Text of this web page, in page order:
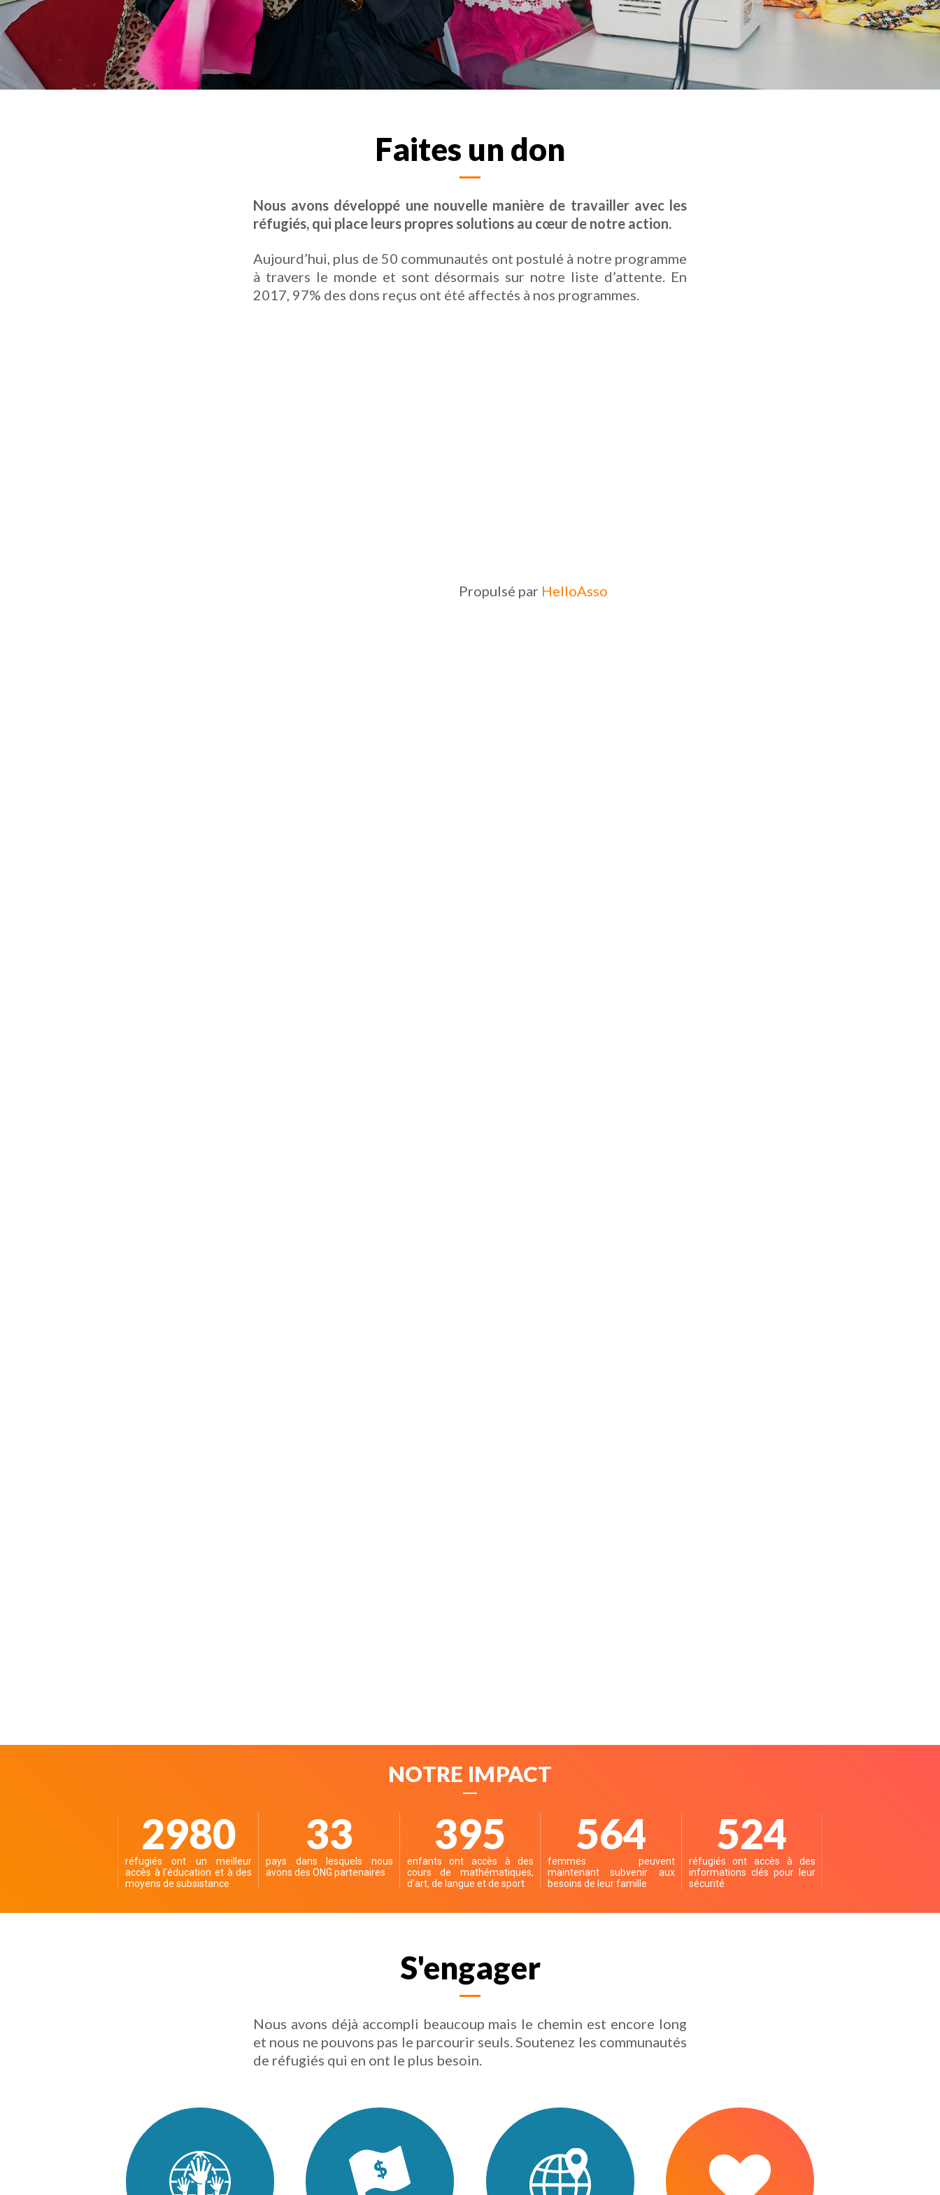
Faites un don
Nous avons développé une nouvelle manière de travailler avec les
réfugiés, qui place leurs propres solutions au cœur de notre action.
Aujourd’hui, plus de 50 communautés ont postulé à notre programme
à travers le monde et sont désormais sur notre liste d’attente. En
2017, 97% des dons reçus ont été affectés à nos programmes.
Propulsé par HelloAsso
NOTRE IMPACT
3700
réfugiés ont un meilleur
accès à l’éducation et à des
moyens de subsistance
40
pays dans lesquels nous
avons des ONG partenaires
490
enfants ont accès à des
cours de mathématiques,
d’art, de langue et de sport
700
femmes peuvent
maintenant subvenir aux
besoins de leur famille
650
réfugiés ont accès à des
informations clés pour leur
sécurité
S'engager
Nous avons déjà accompli beaucoup mais le chemin est encore long
et nous ne pouvons pas le parcourir seuls. Soutenez les communautés
de réfugiés qui en ont le plus besoin.